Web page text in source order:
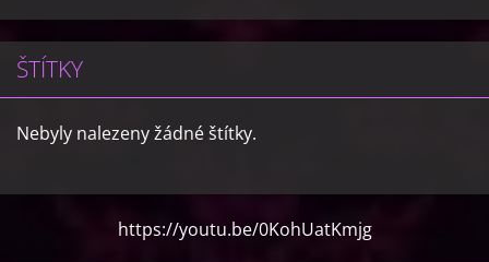
ŠTÍTKY
Nebyly nalezeny žádné štítky.
https://youtu.be/0KohUatKmjg